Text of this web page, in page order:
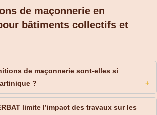
de maçonnerie en
bâtiments collectifs et
de maçonnerie sont-elles si
?
limite l’impact des travaux sur les